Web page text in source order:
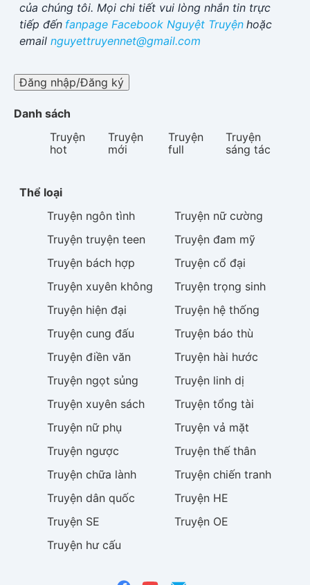
của chúng tôi. Mọi chi tiết vui lòng nhắn tin trực
tiếp đến fanpage Facebook Nguyệt Truyện hoặc
email nguyettruyennet@gmail.com
Đăng nhập/Đăng ký
Danh sách
Truyện
hot
Truyện
mới
Truyện
full
Truyện
sáng tác
Thể loại
Truyện ngôn tình Truyện nữ cường
Truyện truyện teen Truyện đam mỹ
Truyện bách hợp Truyện cổ đại
Truyện xuyên không Truyện trọng sinh
Truyện hiện đại Truyện hệ thống
Truyện cung đấu Truyện báo thù
Truyện điền văn Truyện hài hước
Truyện ngọt sủng Truyện linh dị
Truyện xuyên sách Truyện tổng tài
Truyện nữ phụ Truyện vả mặt
Truyện ngược Truyện thế thân
Truyện chữa lành Truyện chiến tranh
Truyện dân quốc Truyện HE
Truyện SE Truyện OE
Truyện hư cấu